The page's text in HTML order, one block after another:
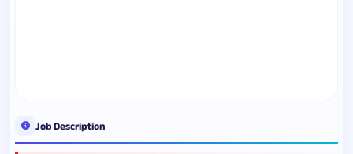
Job Description